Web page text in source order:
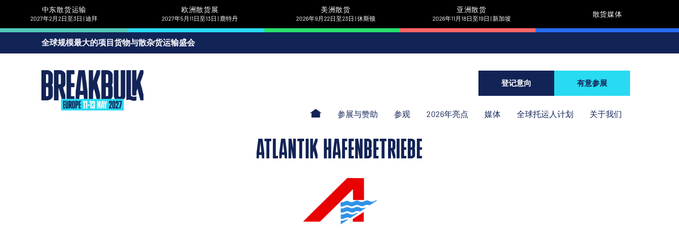
中东散货运输
2027年2月2日至3日 | 迪拜
欧洲散货展
2027年5月11日至13日 | 鹿特丹
美洲散货
2026年9月22日至23日 | 休斯顿
亚洲散货
2026年11月18日至19日 | 新加坡
散货媒体
全球规模最大的项目货物与散杂货运输盛会
登记意向 有意参展
参展与赞助 参观 2026年亮点 媒体 全球托运人计划 关于我们
ATLANTIK HAFENBETRIEBE